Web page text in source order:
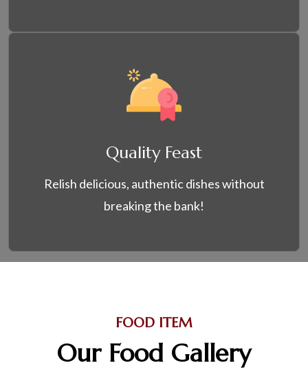
Quality Feast
Relish delicious, authentic dishes without
breaking the bank!
FOOD ITEM
Our Food Gallery